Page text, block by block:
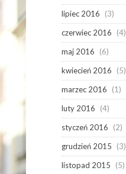
lipiec 2016
(3)
czerwiec 2016
(4)
maj 2016
(6)
kwiecień 2016
(5)
marzec 2016
(1)
luty 2016
(4)
styczeń 2016
(2)
grudzień 2015
(3)
listopad 2015
(5)